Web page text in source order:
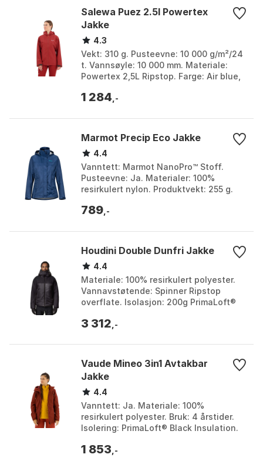
Salewa Puez 2.5l Powertex
Jakke
4.3
Vekt: 310 g. Pusteevne: 10 000 g/m²/24
t. Vannsøyle: 10 000 mm. Materiale:
Powertex 2,5L Ripstop. Farge: Air blue,
Dark ...
1 284 ,-
Marmot Precip Eco Jakke
4.4
Vanntett: Marmot NanoPro™ Stoff.
Pusteevne: Ja. Materialer: 100%
resirkulert nylon. Produktvekt: 255 g.
Navy, Arctic navy...
789 ,-
Houdini Double Dunfri Jakke
4.4
Materiale: 100% resirkulert polyester.
Vannavstøtende: Spinner Ripstop
overflate. Isolasjon: 200g PrimaLoft®
med justerb...
3 312 ,-
Vaude Mineo 3in1 Avtakbar
Jakke
4.4
Vanntett: Ja. Materiale: 100%
resirkulert polyester. Bruk: 4 årstider.
Isolering: PrimaLoft® Black Insulation.
Størrelse: 3...
1 853 ,-